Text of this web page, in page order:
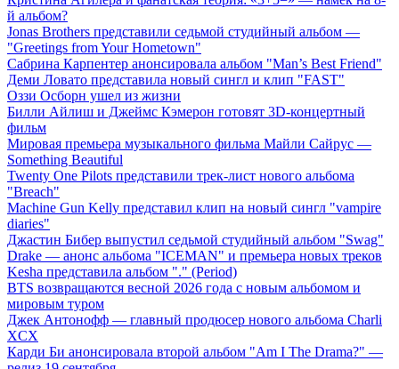
й альбом?
Jonas Brothers представили седьмой студийный альбом —
"Greetings from Your Hometown"
Сабрина Карпентер анонсировала альбом "Man’s Best Friend"
Деми Ловато представила новый сингл и клип "FAST"
Оззи Осборн ушел из жизни
Билли Айлиш и Джеймс Кэмерон готовят 3D-концертный
фильм
Мировая премьера музыкального фильма Майли Сайрус —
Something Beautiful
Twenty One Pilots представили трек-лист нового альбома
"Breach"
Machine Gun Kelly представил клип на новый сингл "vampire
diaries"
Джастин Бибер выпустил седьмой студийный альбом "Swag"
Drake — анонс альбома "ICEMAN" и премьера новых треков
Kesha представила альбом "." (Period)
BTS возвращаются весной 2026 года с новым альбомом и
мировым туром
Джек Антонофф — главный продюсер нового альбома Charli
XCX
Карди Би анонсировала второй альбом "Am I The Drama?" —